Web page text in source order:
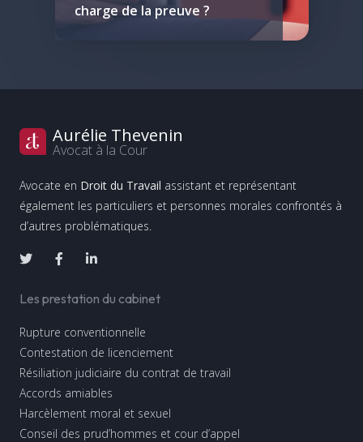
charge de la preuve ?
Aurélie Thevenin
Avocat à la Cour
Avocate en Droit du Travail assistant et représentant
également les particuliers et personnes morales confrontés à
d’autres problématiques.
Les prestation du cabinet
Rupture conventionnelle
Contestation de licenciement
Résiliation judiciaire du contrat de travail
Accords amiables
Harcèlement moral et sexuel
Conseil des prud’hommes et cour d’appel